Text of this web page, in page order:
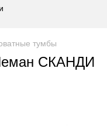
тумбы
СКАНДИ